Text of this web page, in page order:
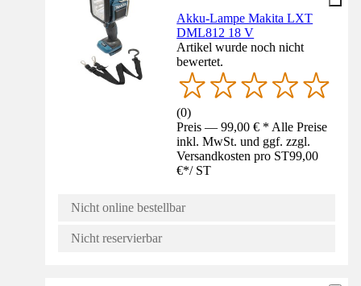
Akku-Lampe Makita LXT
DML812 18 V
Artikel wurde noch nicht
bewertet.
(0)
Preis — 99,00 € * Alle Preise
inkl. MwSt. und ggf. zzgl.
Versandkosten pro ST99,00
€*/ ST
Nicht online bestellbar
Nicht reservierbar